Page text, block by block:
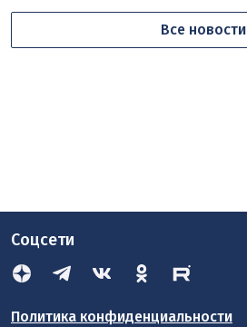
Все новости
Соцсети
Политика конфиденциальности